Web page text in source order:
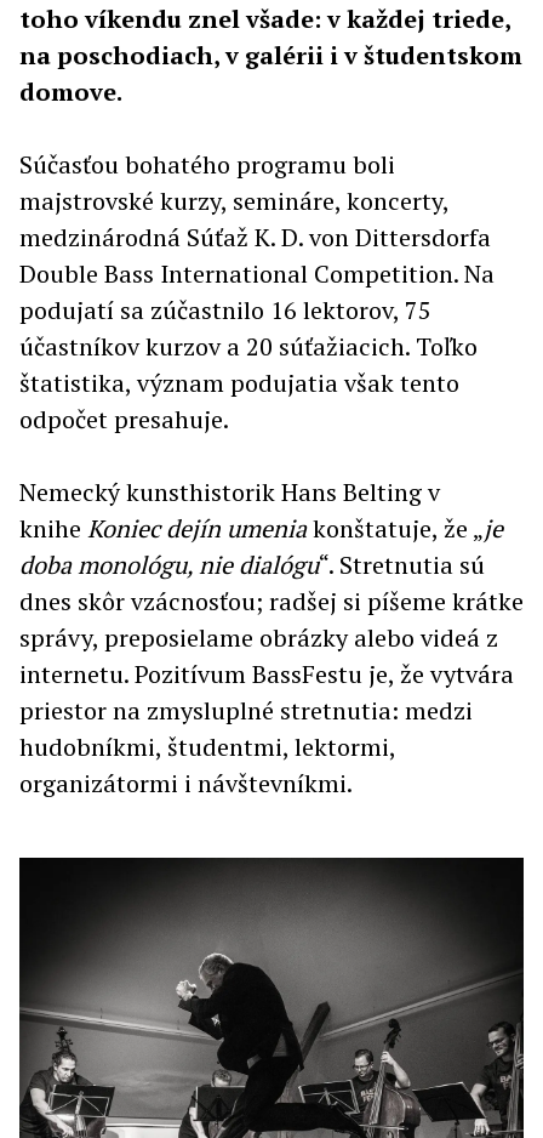
toho víkendu znel všade: v každej triede,
na poschodiach, v galérii i v študentskom
domove.
Súčasťou bohatého programu boli
majstrovské kurzy, semináre, koncerty,
medzinárodná Súťaž K. D. von Dittersdorfa
Double Bass International Competition. Na
podujatí sa zúčastnilo 16 lektorov, 75
účastníkov kurzov a 20 súťažiacich. Toľko
štatistika, význam podujatia však tento
odpočet presahuje.
Nemecký kunsthistorik Hans Belting v
knihe Koniec dejín umeniakonštatuje, že „je
doba monológu, nie dialógu“. Stretnutia sú
dnes skôr vzácnosťou; radšej si píšeme krátke
správy, preposielame obrázky alebo videá z
internetu. Pozitívum BassFestu je, že vytvára
priestor na zmysluplné stretnutia: medzi
hudobníkmi, študentmi, lektormi,
organizátormi i návštevníkmi.